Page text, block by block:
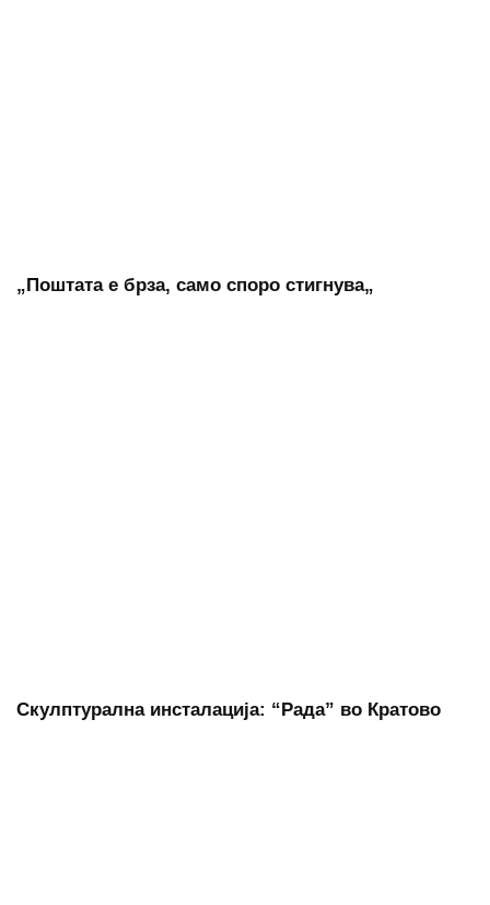
„Поштата е брза, само споро стигнува„
Скулптурална инсталација: “Рада” во Кратово